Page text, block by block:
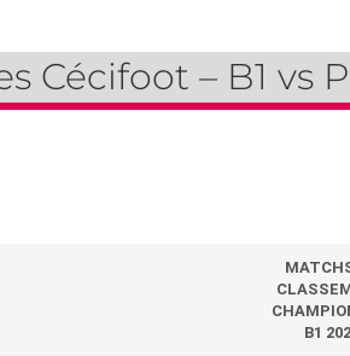
Cécifoot – B1 vs
B1